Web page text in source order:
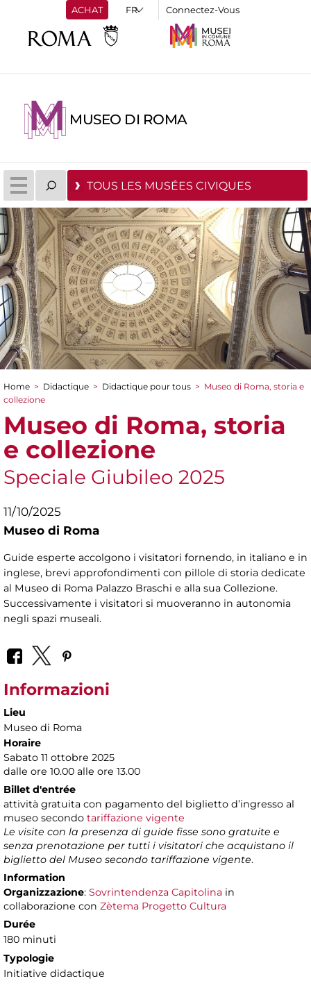
ACHAT Connectez-Vous
MUSEO DI ROMA
TOUS LES MUSÉES CIVIQUES
You are here
Home > Didactique > Didactique pour tous > Museo di Roma, storia e
collezione
Museo di Roma, storia
e collezione
Speciale Giubileo 2025
11/10/2025
Museo di Roma
Guide esperte accolgono i visitatori fornendo, in italiano e in
inglese, brevi approfondimenti con pillole di storia dedicate
al Museo di Roma Palazzo Braschi e alla sua Collezione.
Successivamente i visitatori si muoveranno in autonomia
negli spazi museali.
Informazioni
Lieu
Museo di Roma
Horaire
Sabato 11 ottobre 2025
dalle ore 10.00 alle ore 13.00
Billet d'entrée
attività gratuita con pagamento del biglietto d’ingresso al
museo secondo tariffazione vigente
Le visite con la presenza di guide fisse sono gratuite e
senza prenotazione per tutti i visitatori che acquistano il
biglietto del Museo secondo tariffazione vigente.
Information
Organizzazione: Sovrintendenza Capitolina in
collaborazione con Zètema Progetto Cultura
Durée
180 minuti
Typologie
Initiative didactique